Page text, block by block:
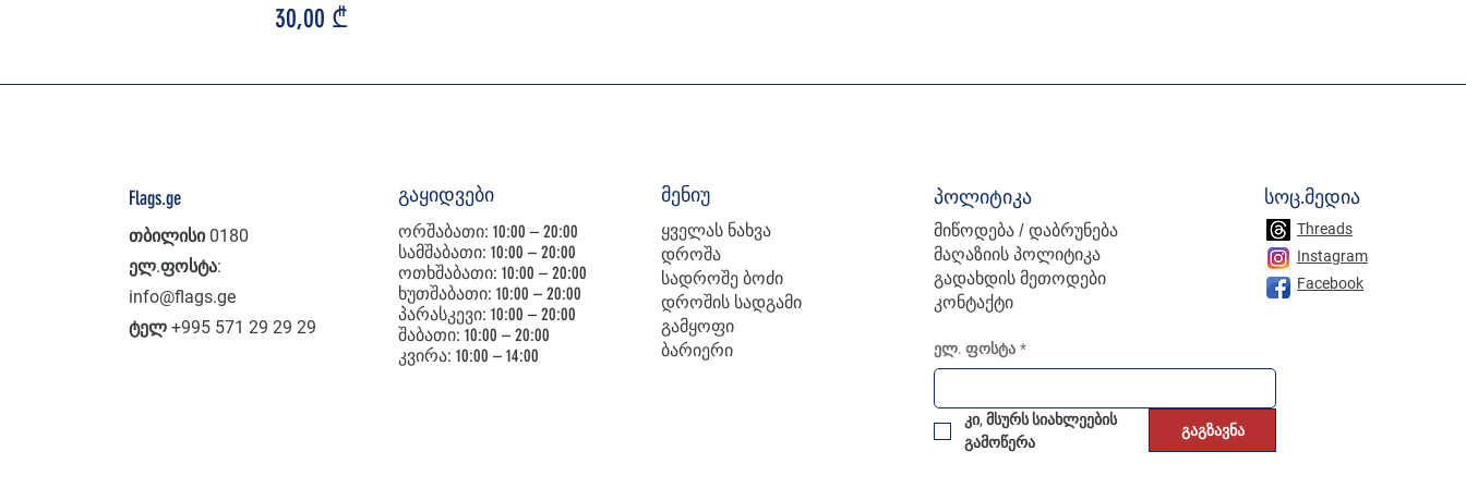
Price
30,00 ₾
Flags.ge
თბილისი 0180
ელ.ფოსტა:
info@flags.ge
ტელ +995 571 29 29 29
გაყიდვები
ორშაბათი: 10:00 – 20:00
სამშაბათი: 10:00 – 20:00
ოთხშაბათი: 10:00 – 20:00
ხუთშაბათი: 10:00 – 20:00
პარასკევი: 10:00 – 20:00
შაბათი: 10:00 – 20:00
კვირა: 10:00 – 14:00
მენიუ
ყველას ნახვა
დროშა
სადროშე ბოძი
დროშის სადგამი
გამყოფი
ბარიერი
პოლიტიკა
მიწოდება / დაბრუნება
მაღაზიის პოლიტიკა
გადახდის მეთოდები
კონტაქტი
ელ. ფოსტა *
კი, მსურს სიახლეების
გამოწერა
გაგზავნა
სოც.მედია
Threads
Instagram
Facebook